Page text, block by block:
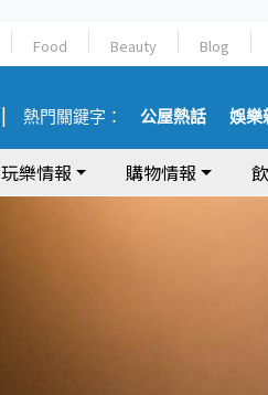
Food Beauty Blog
熱門關鍵字： 公屋熱話 娛樂
玩樂情報 購物情報